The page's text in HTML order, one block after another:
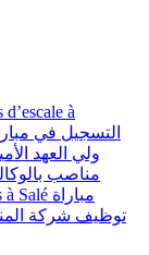
à
التسجيل في
ولي العهد الأمير
مناصب
Salé مباراة